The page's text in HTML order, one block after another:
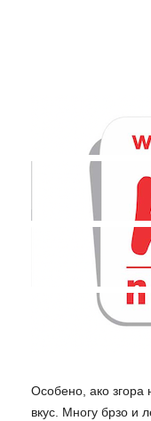
Особено, ако згора
вкус. Многу брзо и